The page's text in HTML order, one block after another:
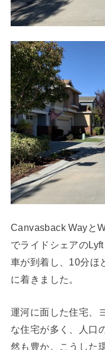
Canvasback Wayと
でライドシェアの
車が到着し、10分ほ
に着きました。
運河に面した住宅、
な住宅が多く、人口
然も豊か。こうした